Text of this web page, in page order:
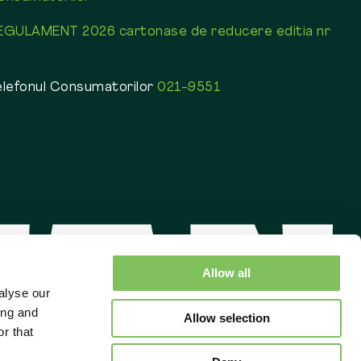
our
and
that
Allow all
Allow selection
2026 cartonase de reducere editia nr
Consumatorilor021-9551